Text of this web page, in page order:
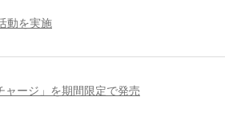
動を実施
ャージ」を期間限定で発売